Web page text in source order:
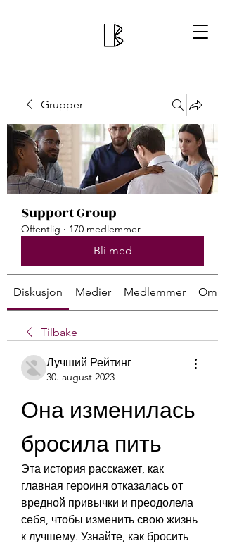
Grupper
Support Group
Offentlig · 170 medlemmer
Bli med
Diskusjon Medier Medlemmer Om
Tilbake
Лучший Рейтинг
30. august 2023
Она изменилась
бросила пить
Эта история расскажет, как
главная героиня отказалась от
вредной привычки и преодолела
себя, чтобы изменить свою жизнь
к лучшему. Узнайте, как бросить